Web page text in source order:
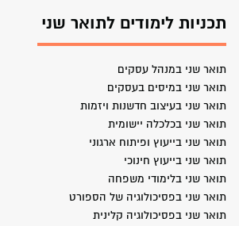
תכניות לימודים לתואר שני
תואר שני במנהל עסקים
תואר שני במיסים בעסקים
תואר שני בעיצוב חדשנות ויזמות
תואר שני בכלכלה יישומית
תואר שני בייעוץ ופיתוח ארגוני
תואר שני בייעוץ חינוכי
תואר שני בלימודי משפחה
תואר שני בפסיכולוגיה של הספורט
תואר שני בפסיכולוגיה קלינית